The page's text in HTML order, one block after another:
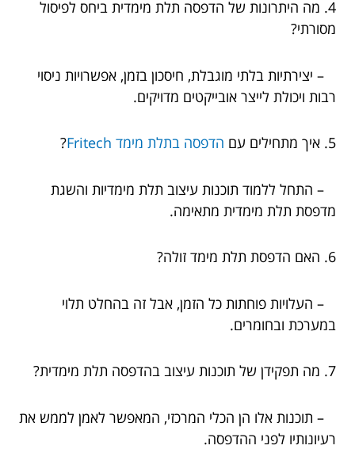
4. מה היתרונות של הדפסה תלת מימדית ביחס לפיסול
מסורתי?
– יצירתיות בלתי מוגבלת, חיסכון בזמן, אפשרויות ניסוי
רבות ויכולת לייצר אובייקטים מדויקים.
5. איך מתחילים עם הדפסה בתלת מימד Fritech ?
– התחל ללמוד תוכנות עיצוב תלת מימדיות והשגת
מדפסת תלת מימדית מתאימה.
6. האם הדפסת תלת מימד זולה?
– העלויות פוחתות כל הזמן, אבל זה בהחלט תלוי
במערכת ובחומרים.
7. מה תפקידן של תוכנות עיצוב בהדפסה תלת מימדית?
– תוכנות אלו הן הכלי המרכזי, המאפשר לאמן לממש את
רעיונותיו לפני ההדפסה.